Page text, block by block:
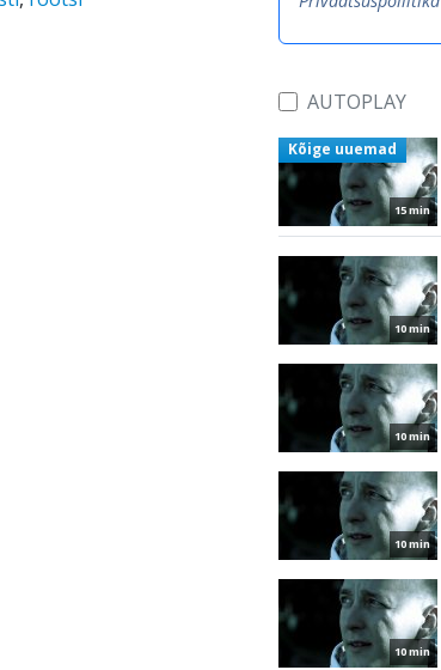
AUTOPLAY
15 min
Kõige uuemad
10 min
10 min
10 min
10 min